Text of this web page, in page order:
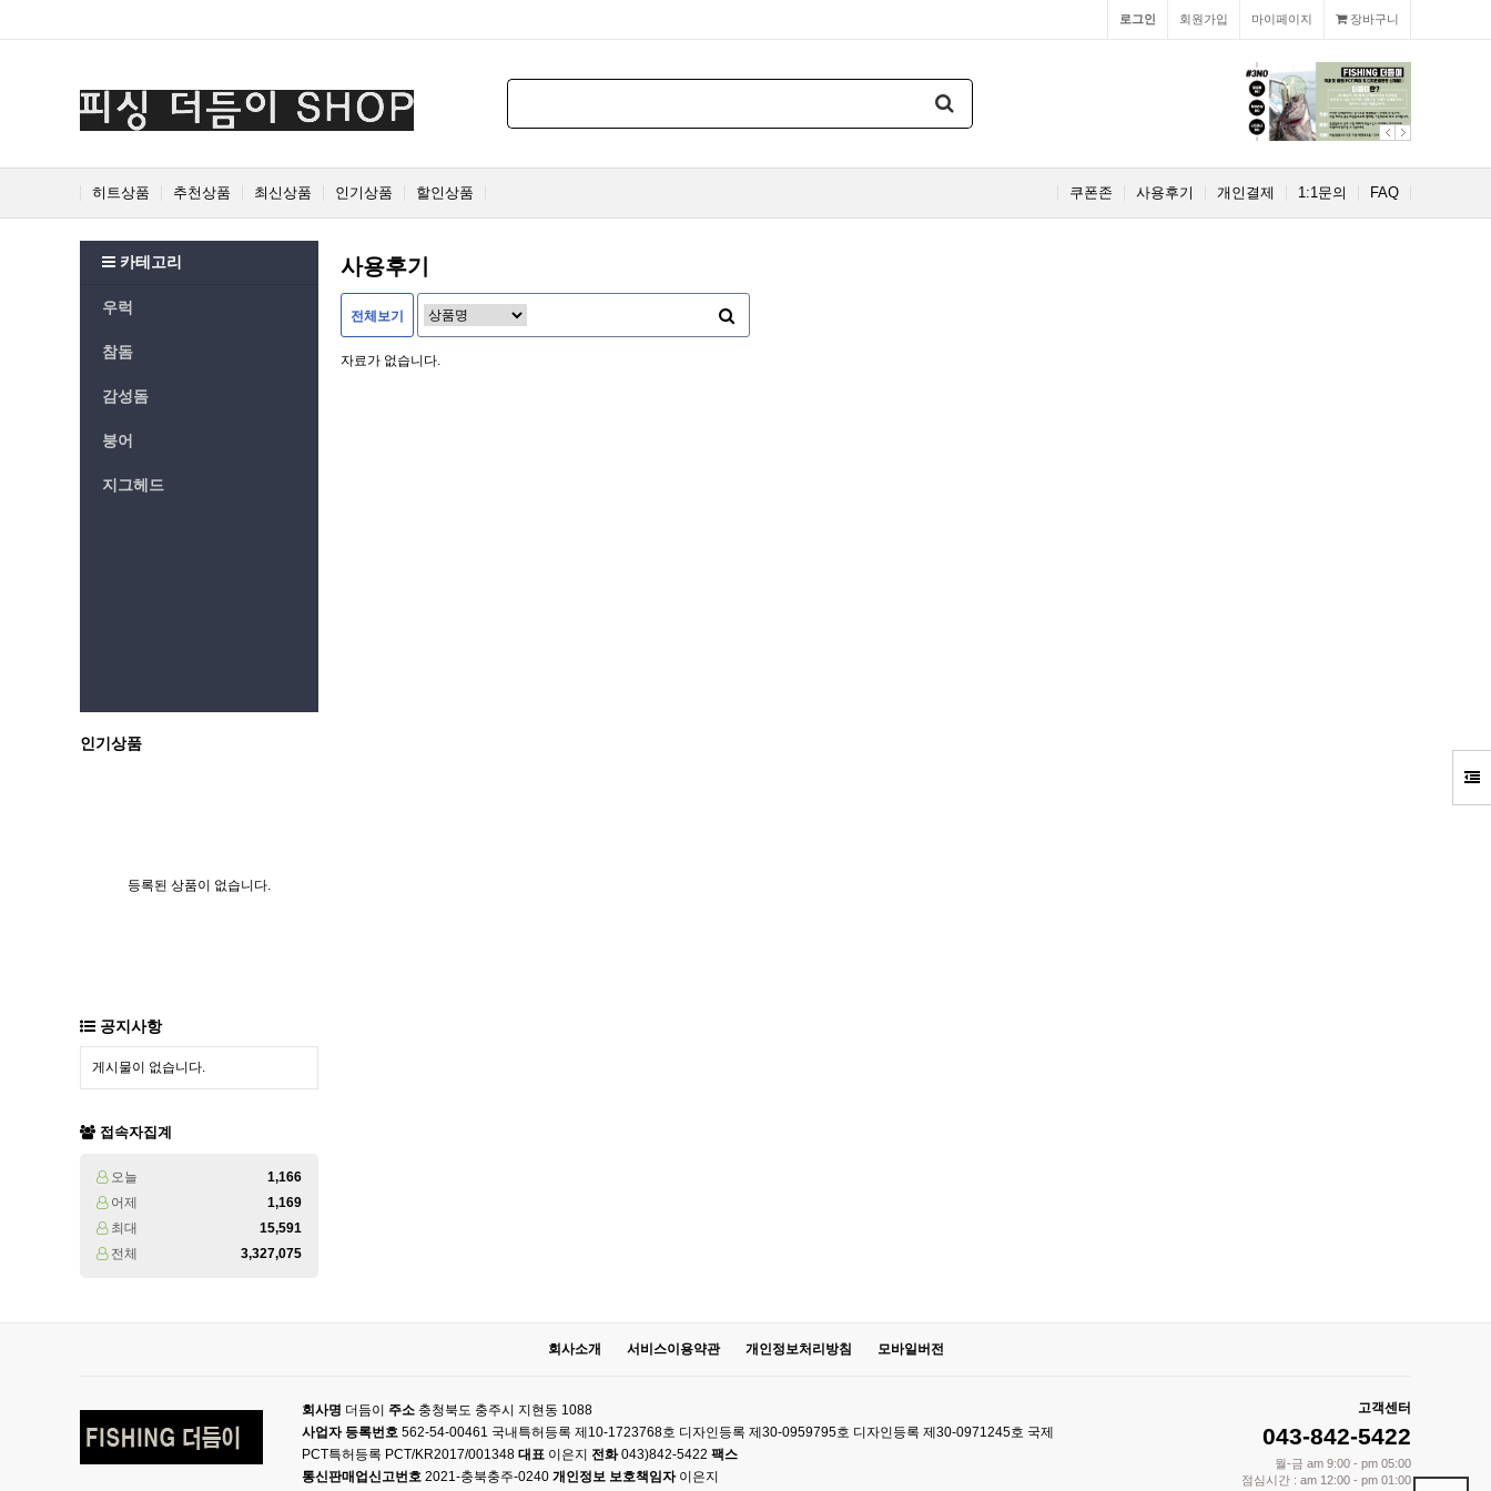
장바구니
마이페이지
회원가입
로그인
PrevNext
히트상품 추천상품 최신상품 인기상품 할인상품 FAQ
1:1문의
개인결제
사용후기
쿠폰존
카테고리
우럭
참돔
감성돔
붕어
지그헤드
인기상품
등록된 상품이 없습니다.
공지사항
게시물이 없습니다.
접속자집계
오늘
1,166
어제
1,169
최대
15,591
전체
3,327,075
사용후기
전체보기
자료가 없습니다.
회사소개 서비스이용약관 개인정보처리방침 모바일버전
회사명 더듬이 주소 충청북도 충주시 지현동 1088
사업자 등록번호 562-54-00461 국내특허등록 제10-1723768호 디자인등록 제30-0959795호 디자인등록 제30-0971245호 국제
PCT특허등록 PCT/KR2017/001348 대표 이은지 전화043)842-5422 팩스
통신판매업신고번호 2021-충북충주-0240 개인정보 보호책임자이은지
고객센터
043-842-5422
월-금 am 9:00 - pm 05:00
점심시간 : am 12:00 - pm 01:00